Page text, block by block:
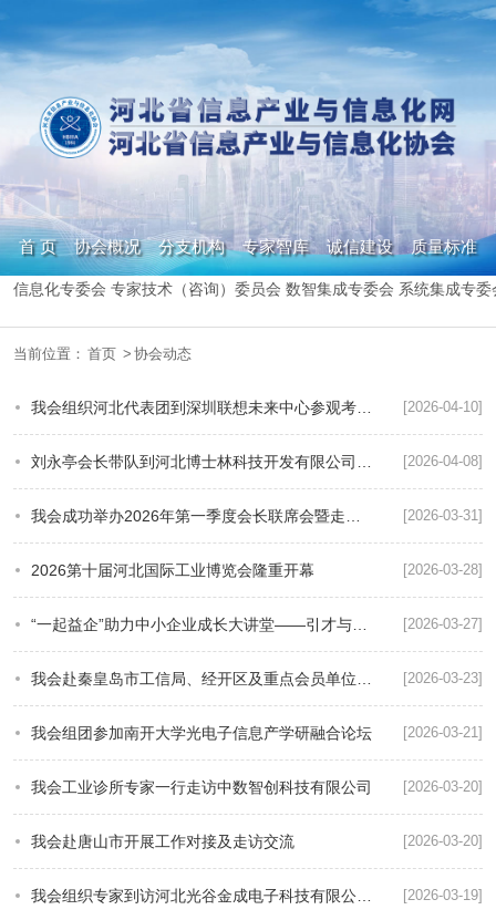
首 页 协会概况 分支机构 专家智库 诚信建设 质量标准
人才集市
信息化专委会 专家技术（咨询）委员会 数智集成专委会 系统集成专
当前位置： 首页 > 协会动态
[2026-04-10]
我会组织河北代表团到深圳联想未来中心参观考察并开展座谈交流
[2026-04-08]
刘永亭会长带队到河北博士林科技开发有限公司参观交流
[2026-03-31]
我会成功举办2026年第一季度会长联席会暨走进中通服交流活动
[2026-03-28]
2026第十届河北国际工业博览会隆重开幕
[2026-03-27]
“一起益企”助力中小企业成长大讲堂——引才与就业专场圆满举办
[2026-03-23]
我会赴秦皇岛市工信局、经开区及重点会员单位走访交流
[2026-03-21]
我会组团参加南开大学光电子信息产学研融合论坛
[2026-03-20]
我会工业诊所专家一行走访中数智创科技有限公司
[2026-03-20]
我会赴唐山市开展工作对接及走访交流
[2026-03-19]
我会组织专家到访河北光谷金成电子科技有限公司交流座谈